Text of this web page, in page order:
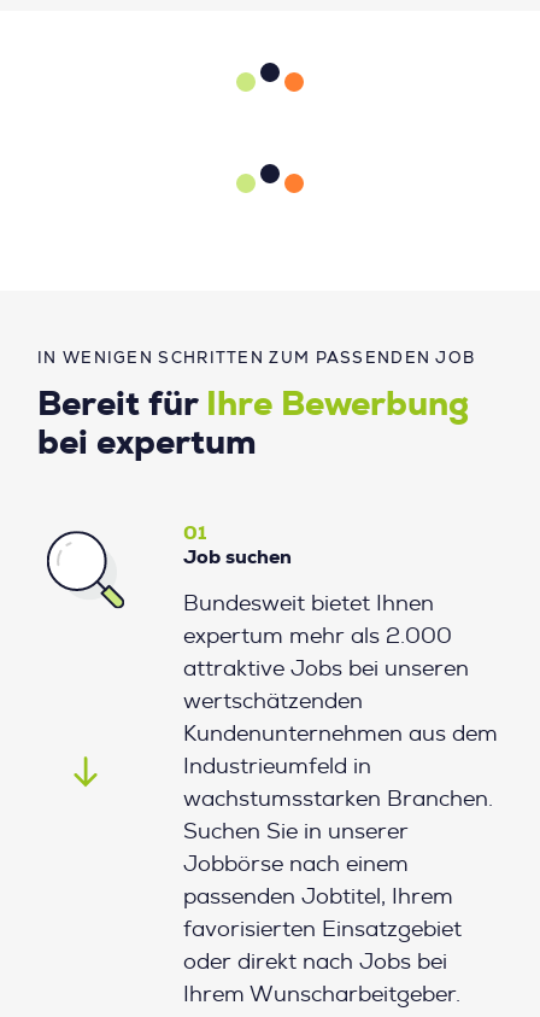
IN WENIGEN SCHRITTEN ZUM PASSENDEN JOB
Bereit für
Ihre Bewerbung
bei expertum
01
Job suchen
Bundesweit bietet Ihnen
expertum mehr als 2.000
attraktive Jobs bei unseren
wertschätzenden
Kundenunternehmen aus dem
Industrieumfeld in
wachstumsstarken Branchen.
Suchen Sie in unserer
Jobbörse nach einem
passenden Jobtitel, Ihrem
favorisierten Einsatzgebiet
oder direkt nach Jobs bei
Ihrem Wunscharbeitgeber.